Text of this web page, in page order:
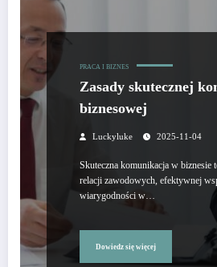
PRACA I BIZNES
Zasady skutecznej
biznesowej
Luckyluke 2025-11-04
Skuteczna komunikacja w biznesie
relacji zawodowych, efektywnej
wiarygodności w…
Dowiedz się więcej